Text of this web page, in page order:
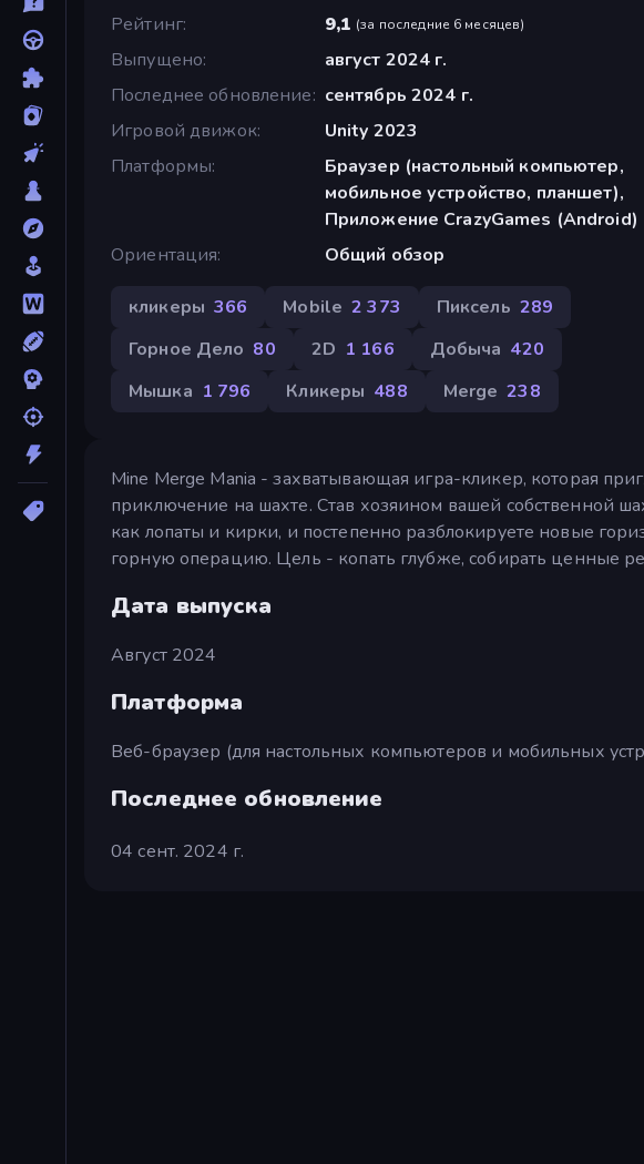
Рейтинг
9,1 (за последние 6 месяцев)
Выпущено
август 2024 г.
Последнее обновление
сентябрь 2024 г.
Игровой движок
Unity 2023
Платформы
Браузер (настольный компьютер,
мобильное устройство, планшет),
Приложение CrazyGames (Android)
Ориентация
Общий обзор
кликеры 366 Mobile 2 373 Пиксель 289
Горное Дело 80 2D 1 166 Добыча 420
Мышка 1 796 Кликеры 488 Merge 238
Mine Merge Mania - захватывающая игра-кликер, которая
приключение на шахте. Став хозяином вашей собственной
как лопаты и кирки, и постепенно разблокируете новые
горную операцию. Цель - копать глубже, собирать ценные
Дата выпуска
Август 2024
Платформа
Веб-браузер (для настольных компьютеров и мобильных
Последнее обновление
04 сент. 2024 г.